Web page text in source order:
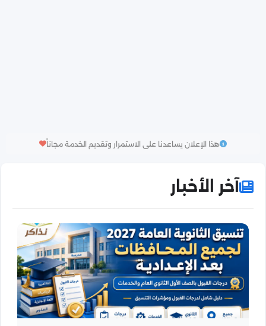
هذا الإعلان يساعدنا على الاستمرار وتقديم الخدمة مجاناً
آخر الأخبار